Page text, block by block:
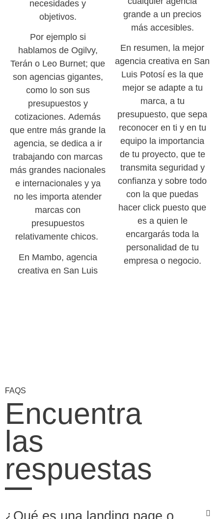
necesidades y
objetivos.
Por ejemplo si
hablamos de Ogilvy,
Terán o Leo Burnet; que
son agencias gigantes,
como lo son sus
presupuestos y
cotizaciones. Además
que entre más grande la
agencia, se dedica a ir
trabajando con marcas
más grandes nacionales
e internacionales y ya
no les importa atender
marcas con
presupuestos
relativamente chicos.
En Mambo, agencia
creativa en San Luis
grande a un precios
más accesibles.
En resumen, la mejor
agencia creativa en San
Luis Potosí es la que
mejor se adapte a tu
marca, a tu
presupuesto, que sepa
reconocer en ti y en tu
equipo la importancia
de tu proyecto, que te
transmita seguridad y
confianza y sobre todo
con la que puedas
hacer click puesto que
es a quien le
encargarás toda la
personalidad de tu
empresa o negocio.
FAQS
Encuentra
las
respuestas
¿Qué es una landing page o